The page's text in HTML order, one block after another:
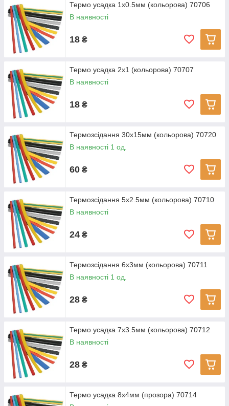
Термо усадка 1х0.5мм (кольорова) 70706
В наявності
18 ₴
Термо усадка 2х1 (кольорова) 70707
В наявності
18 ₴
Термозсідання 30х15мм (кольорова) 70720
В наявності 1 од.
60 ₴
Термозсідання 5х2.5мм (кольорова) 70710
В наявності
24 ₴
Термозсідання 6х3мм (кольорова) 70711
В наявності 1 од.
28 ₴
Термо усадка 7х3.5мм (кольорова) 70712
В наявності
28 ₴
Термо усадка 8х4мм (прозора) 70714